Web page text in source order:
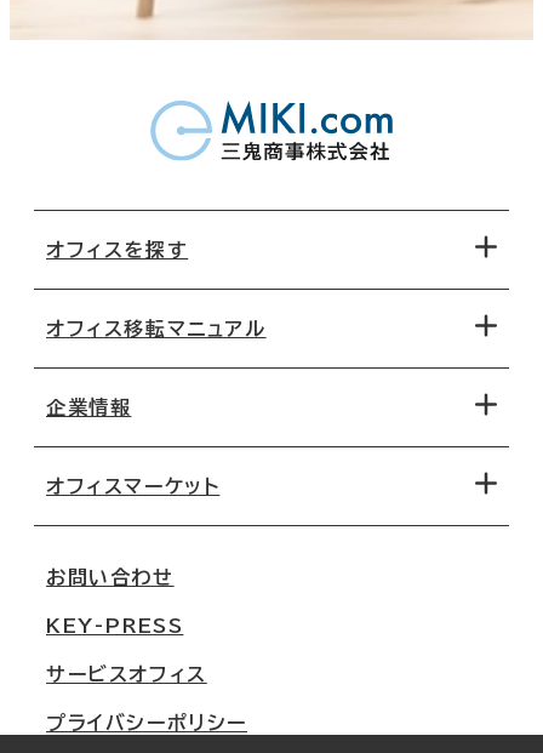
オフィスを探す
地図から探す
路線・駅から探す
オフィス移転マニュアル
移転コストシミュレーション
移転スケジュール
オフィス移転Q&A
企業情報
オフィスマーケット
大阪
名古屋
札幌
お問い合わせ
KEY-PRESS
サービスオフィス
プライバシーポリシー